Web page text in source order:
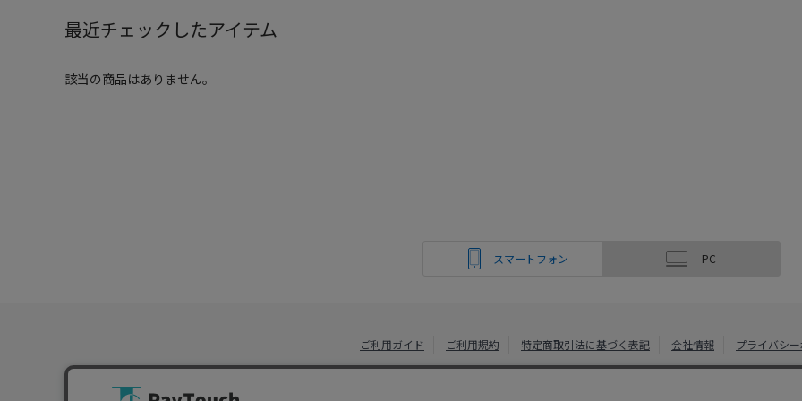
最近チェックしたアイテム
該当の商品はありません。
スマートフォン PC
ご利用ガイド ご利用規約 特定商取引法に基づく表記 会社情報 プライバシ